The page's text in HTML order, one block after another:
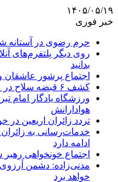
۱۴۰۵/۰۵/۱۹
خبر فوری
حرم رضوی در آستانه
روی دیگر پلتفرم‌های
بدانید
اجتماع پرشور عاشقان
کشف ۶ قبضه سلاح در عملیات‌های محیط‌زیستی مازندران
ورزشگاه یادگار امام
هوادارانش
تردد زائران اربعین در خوزستان
خدمات‌رسانی به زائران
ادامه دارد
اجتماع خونخواهی رهبر
مدنی‌زاده: دشمن آرزوی
خواهد برد